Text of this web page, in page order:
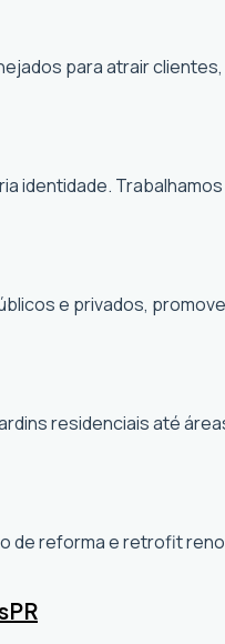
para atrair
identidade.
e privados,
residenciais até
de reforma e retrofit
PR